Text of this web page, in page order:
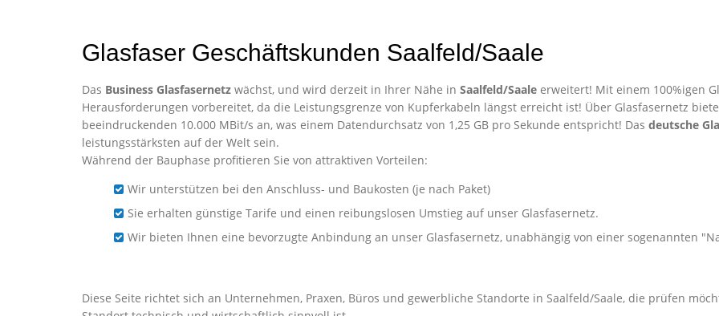
Glasfaser Geschäftskunden Saalfeld/Saale
Das Business Glasfasernetz wächst, und wird derzeit in Ihrer Nähe in Saalfeld/Saale erweitert! Mit einem 100%igen
Herausforderungen vorbereitet, da die Leistungsgrenze von Kupferkabeln längst erreicht ist! Über Glasfasernetz
beeindruckenden 10.000 MBit/s an, was einem Datendurchsatz von 1,25 GB pro Sekunde entspricht! Das deutsche
leistungsstärksten auf der Welt sein.
Während der Bauphase profitieren Sie von attraktiven Vorteilen:
Wir unterstützen bei den Anschluss- und Baukosten (je nach Paket)
Sie erhalten günstige Tarife und einen reibungslosen Umstieg auf unser Glasfasernetz.
Wir bieten Ihnen eine bevorzugte Anbindung an unser Glasfasernetz, unabhängig von einer sogenannten
Diese Seite richtet sich an Unternehmen, Praxen, Büros und gewerbliche Standorte in Saalfeld/Saale, die prüfen